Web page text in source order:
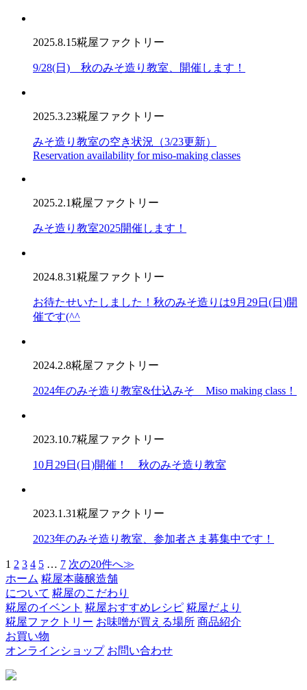
2025.8.15糀屋ファクトリー
9/28(日) 秋のみそ造り教室、開催します！
2025.3.23糀屋ファクトリー
みそ造り教室の空き状況（3/23更新）
Reservation availability for miso-making classes
2025.2.1糀屋ファクトリー
みそ造り教室2025開催します！
2024.8.31糀屋ファクトリー
お待たせいたしました！秋のみそ造りは9月29日(日)開
催です(^^
2024.2.8糀屋ファクトリー
2024年のみそ造り教室&仕込みそ Miso making class！
2023.10.7糀屋ファクトリー
10月29日(日)開催！ 秋のみそ造り教室
2023.1.31糀屋ファクトリー
2023年のみそ造り教室、参加者さま募集中です！
1 2 3 4 5 … 7 次の20件へ≫
ホーム 糀屋本藤醸造舗
について 糀屋のこだわり
糀屋のイベント 糀屋おすすめレシピ 糀屋だより
糀屋ファクトリー お味噌が買える場所 商品紹介
お買い物
オンラインショップ お問い合わせ